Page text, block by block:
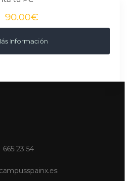
90.00€
Información
665 23 54